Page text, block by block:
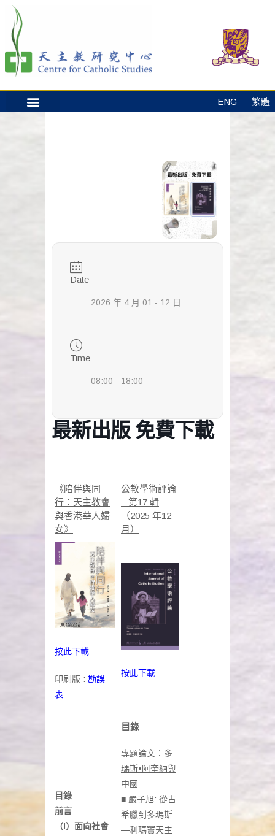
ENG 繁體
Date
2026 年 4 月 01 - 12 日
Time
08:00 - 18:00
最新出版 免費下載
《陪伴與同
行：天主教會
與香港華人婦
女》
公教學術評論
第17 輯
（2025 年12
月）
按此下載
印刷版 : 勘誤
表
按此下載
目錄
前言
（I）面向社會
目錄
專題論文：多
瑪斯•阿奎納與
中國
■ 嚴子旭: 從古
希臘到多瑪斯
—利瑪竇天主